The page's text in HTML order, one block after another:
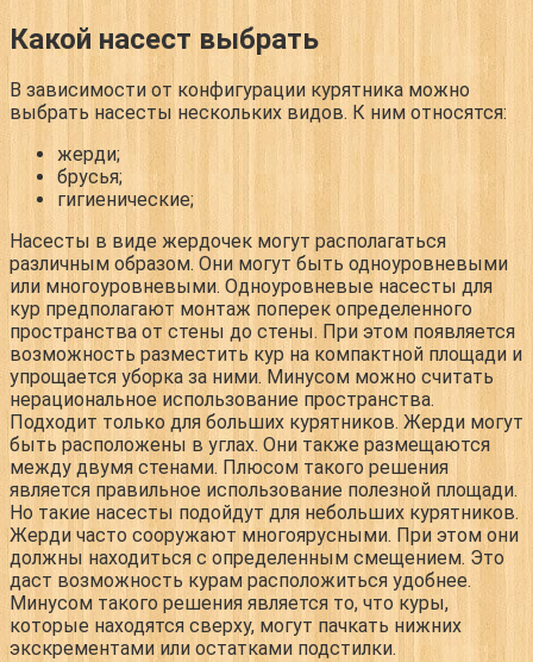
Какой насест выбрать
В зависимости от конфигурации курятника можно
выбрать насесты нескольких видов. К ним относятся:
жерди;
брусья;
гигиенические;
Насесты в виде жердочек могут располагаться
различным образом. Они могут быть одноуровневыми
или многоуровневыми. Одноуровневые насесты для
кур предполагают монтаж поперек определенного
пространства от стены до стены. При этом появляется
возможность разместить кур на компактной площади и
упрощается уборка за ними. Минусом можно считать
нерациональное использование пространства.
Подходит только для больших курятников. Жерди могут
быть расположены в углах. Они также размещаются
между двумя стенами. Плюсом такого решения
является правильное использование полезной площади.
Но такие насесты подойдут для небольших курятников.
Жерди часто сооружают многоярусными. При этом они
должны находиться с определенным смещением. Это
даст возможность курам расположиться удобнее.
Минусом такого решения является то, что куры,
которые находятся сверху, могут пачкать нижних
экскрементами или остатками подстилки.